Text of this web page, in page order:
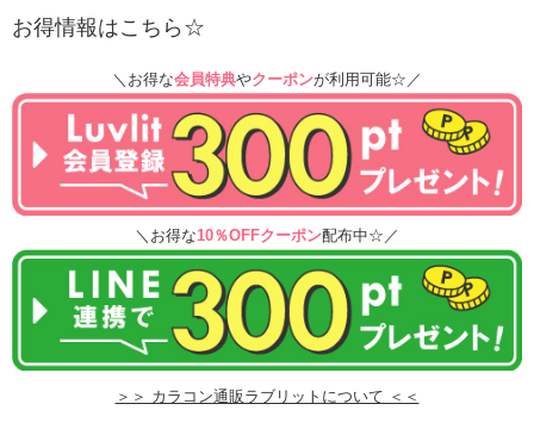
お得情報はこちら☆
＼お得な会員特典やクーポンが利用可能☆／
＼お得な10％OFFクーポン配布中☆／
＞＞ カラコン通販ラブリットについて ＜＜